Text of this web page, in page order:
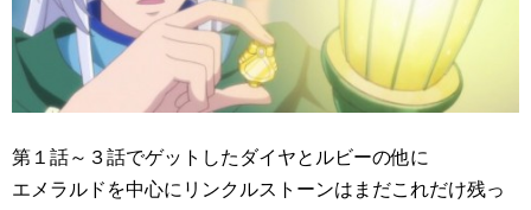
第１話～３話でゲットしたダイヤとルビーの他に
エメラルドを中心にリンクルストーンはまだこれだけ残っ